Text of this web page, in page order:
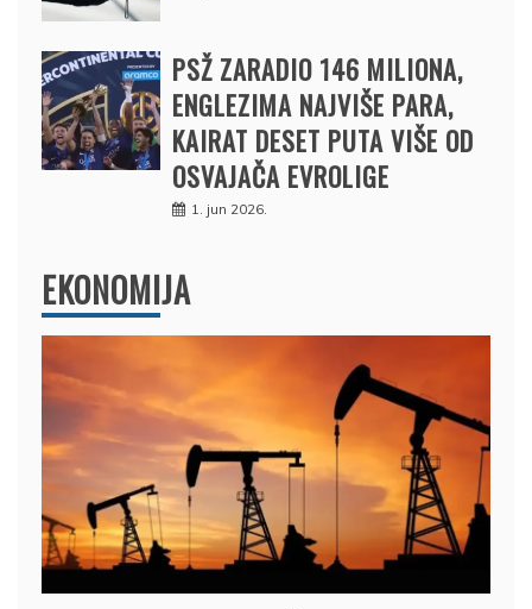
PSŽ ZARADIO 146 MILIONA,
ENGLEZIMA NAJVIŠE PARA,
KAIRAT DESET PUTA VIŠE OD
OSVAJAČA EVROLIGE
1. jun 2026.
EKONOMIJA